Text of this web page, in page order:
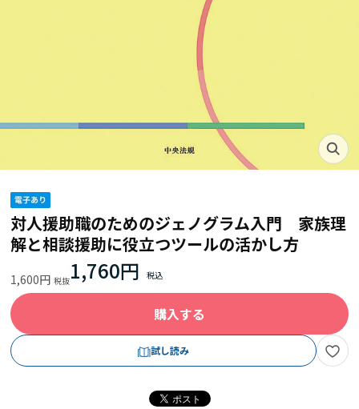
対人援助職のためのジェノグラム入門 家族理
解と相談援助に役立つツールの活かし方
1,600円 1,760円
購入する
試し読み